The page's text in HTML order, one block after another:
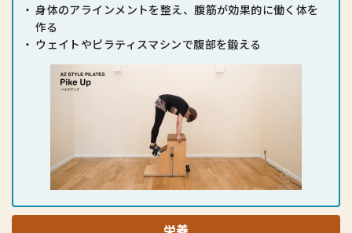
身体のアラインメントを整え、腹筋が効果的に働く体を
作る
ウェイトやピラティスマシンで腹部を鍛える